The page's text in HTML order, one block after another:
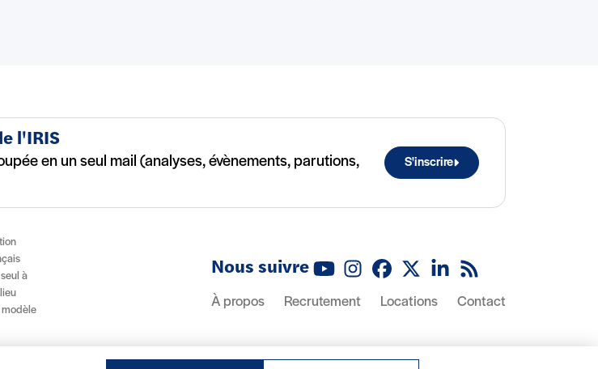
l'IRIS
en un seul mail (analyses, évènements, parutions,
S'inscrire
à
modèle
Nous suivre YoutubeInstagramFacebookX (Twitter)
LinkedinFlux RSS
À propos Recrutement Locations Contact